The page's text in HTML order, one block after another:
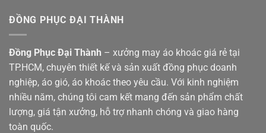
ĐỒNG PHỤC ĐẠI THÀNH
Đồng Phục Đại Thành – xưởng may áo khoác giá rẻ tại
TP.HCM, chuyên thiết kế và sản xuất đồng phục doanh
nghiệp, áo gió, áo khoác theo yêu cầu. Với kinh nghiệm
nhiều năm, chúng tôi cam kết mang đến sản phẩm chất
lượng, giá tận xưởng, hỗ trợ nhanh chóng và giao hàng
toàn quốc.